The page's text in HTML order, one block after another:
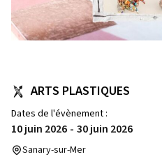
ARTS PLASTIQUES
Dates de l'évènement :
10 juin 2026 - 30 juin 2026
Sanary-sur-Mer